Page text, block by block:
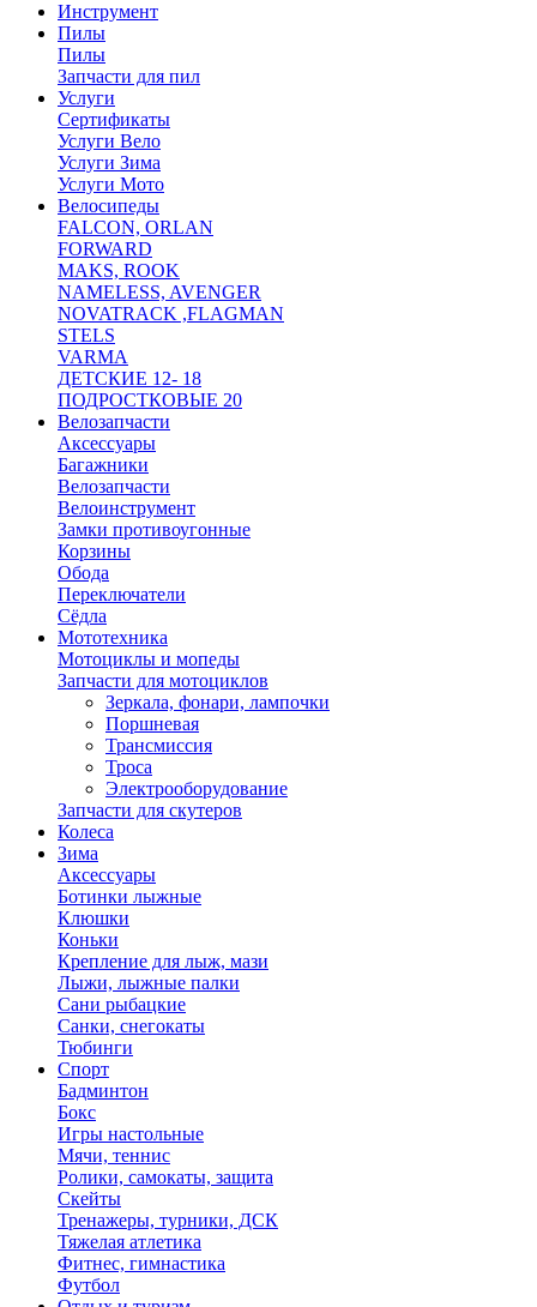
Инструмент
Пилы
Пилы
Запчасти для пил
Услуги
Сертификаты
Услуги Вело
Услуги Зима
Услуги Мото
Велосипеды
FALCON, ORLAN
FORWARD
MAKS, ROOK
NAMELESS, AVENGER
NOVATRACK ,FLAGMAN
STELS
VARMA
ДЕТСКИЕ 12- 18
ПОДРОСТКОВЫЕ 20
Велозапчасти
Аксессуары
Багажники
Велозапчасти
Велоинструмент
Замки противоугонные
Корзины
Обода
Переключатели
Сёдла
Мототехника
Мотоциклы и мопеды
Запчасти для мотоциклов
Зеркала, фонари, лампочки
Поршневая
Трансмиссия
Троса
Электрооборудование
Запчасти для скутеров
Колеса
Зима
Аксессуары
Ботинки лыжные
Клюшки
Коньки
Крепление для лыж, мази
Лыжи, лыжные палки
Сани рыбацкие
Санки, снегокаты
Тюбинги
Спорт
Бадминтон
Бокс
Игры настольные
Мячи, теннис
Ролики, самокаты, защита
Скейты
Тренажеры, турники, ДСК
Тяжелая атлетика
Фитнес, гимнастика
Футбол